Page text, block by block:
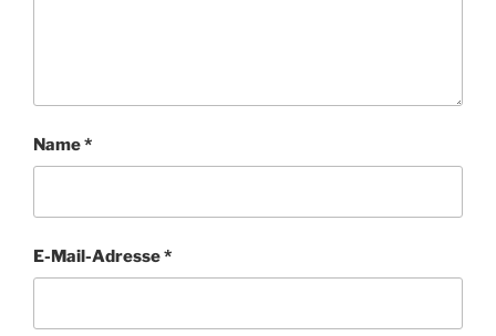
Name*
E-Mail-Adresse*